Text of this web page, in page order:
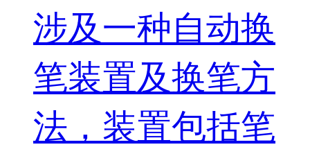
涉及一种自动换
笔装置及换笔方
法，装置包括笔